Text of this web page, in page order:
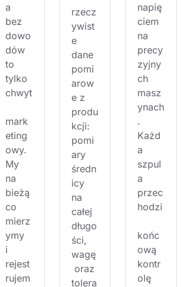
a
bez
dowo
dów
to
tylko
chwyt
mark
eting
owy.
My
na
bieżą
co
mierz
ymy
i
rejest
rujem
rzecz
ywist
e
dane
pomi
arow
e z
produ
kcji:
pomi
ary
średn
icy
na
całej
długo
ści,
wagę
oraz
tolera
napię
ciem
na
precy
zyjny
ch
masz
ynach
.
Każd
a
szpul
a
przec
hodzi
końc
ową
kontr
olę